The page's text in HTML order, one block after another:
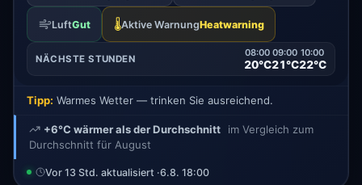
LuftGut 🌡️Aktive WarnungHeatwarning
NÄCHSTE STUNDEN
08:00
20°C
09:00
21°C
10:00
22°C
Tipp: Warmes Wetter — trinken Sie ausreichend.
+6°C wärmer als der Durchschnitt
im Vergleich zum
Durchschnitt für August
Vor 13 Std. aktualisiert ·6.8. 18:00